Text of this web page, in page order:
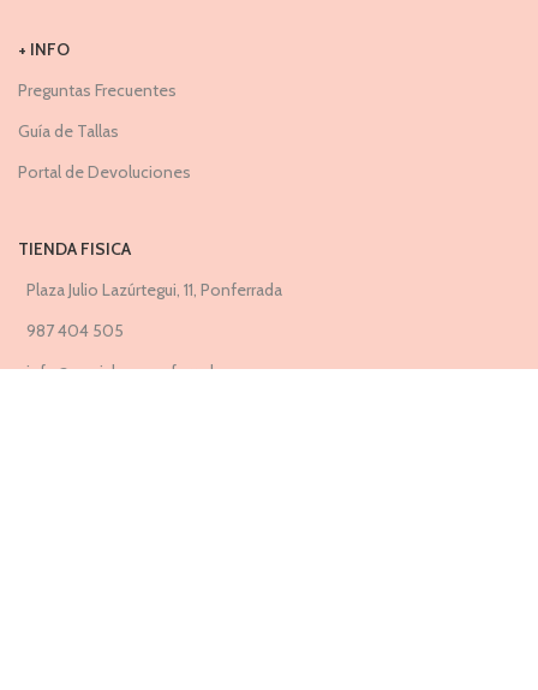
+ INFO
Preguntas Frecuentes
Guía de Tallas
Portal de Devoluciones
TIENDA FISICA
Plaza Julio Lazúrtegui, 11, Ponferrada
987 404 505
info@caprichosponferrada.es